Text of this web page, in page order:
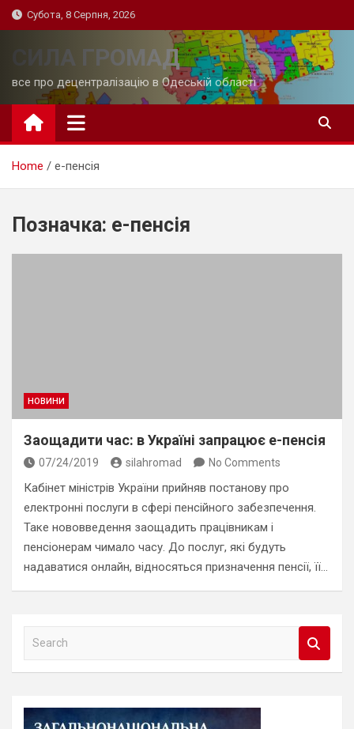
Skip
to
Субота, 8 Серпня, 2026
СИЛА ГРОМАД
все про децентралізацію в Одеській області
Home е-пенсія
Позначка: е-пенсія
НОВИНИ
Заощадити час: в Україні запрацює е-пенсія
07/24/2019 silahromad No Comments
Кабінет міністрів України прийняв постанову про
електронні послуги в сфері пенсійного забезпечення.
Таке нововведення заощадить працівникам і
пенсіонерам чимало часу. До послуг, які будуть
надаватися онлайн, відносяться призначення пенсії, її…
a